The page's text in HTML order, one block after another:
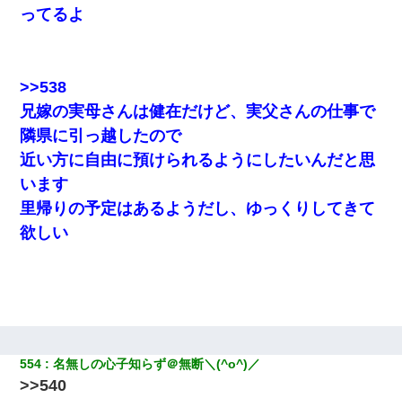
ってるよ
>>538
兄嫁の実母さんは健在だけど、実父さんの仕事で
隣県に引っ越したので
近い方に自由に預けられるようにしたいんだと思
います
里帰りの予定はあるようだし、ゆっくりしてきて
欲しい
554 名無しの心子知らず＠無断＼(^o^)／
>>540